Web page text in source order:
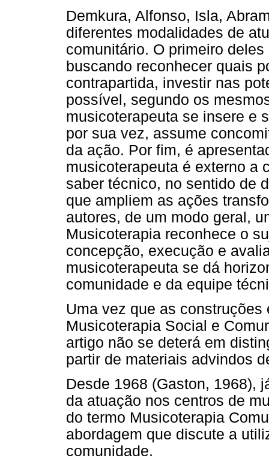
Demkura, Alfonso, Isla,
diferentes modalidades de
comunitário. O primeiro
buscando reconhecer quais
contrapartida, investir nas
possível, segundo os
musicoterapeuta se insere e
por sua vez, assume
da ação. Por fim, é
musicoterapeuta é externo a
saber técnico, no sentido de
que ampliem as ações
autores, de um modo geral,
Musicoterapia reconhece o
concepção, execução e
musicoterapeuta se dá
comunidade e da equipe
Uma vez que as
Musicoterapia Social e
artigo não se deterá em
partir de materiais advindos
Desde 1968 (Gaston, 1968),
da atuação nos centros de
do termo Musicoterapia
abordagem que discute a
comunidade.